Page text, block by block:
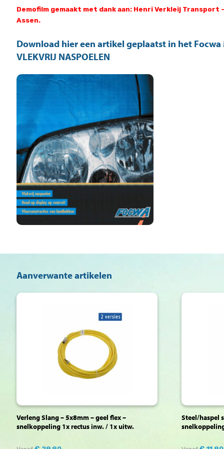
Demofilm gemaakt met dank aan: Henri Verkleij Transport
Assen.
Download hier een artikel geplaatst in het
VLEKVRIJ NASPOELEN
Aanverwante artikelen
Verleng Slang – 5x8mm – geel flex –
snelkoppeling 1x rectus inw. / 1x uitw.
Steel/haspel